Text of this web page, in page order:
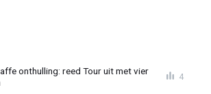
onthulling: reed Tour uit met vier
4